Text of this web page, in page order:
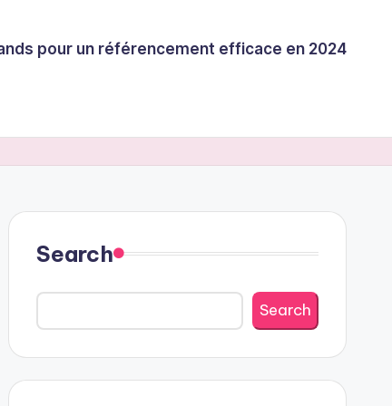
pour un référencement efficace en 2024
Search
Search